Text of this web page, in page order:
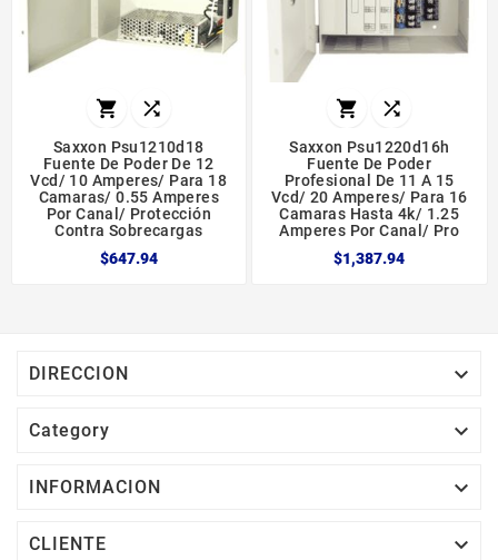
 
Saxxon Psu1210d18
Fuente De Poder De 12
Vcd/ 10 Amperes/ Para 18
Camaras/ 0.55 Amperes
Por Canal/ Protección
Contra Sobrecargas
$647.94
 
Saxxon Psu1220d16h
Fuente De Poder
Profesional De 11 A 15
Vcd/ 20 Amperes/ Para 16
Camaras Hasta 4k/ 1.25
Amperes Por Canal/ Pro
$1,387.94
DIRECCION 
Category 
INFORMACION 
CLIENTE 